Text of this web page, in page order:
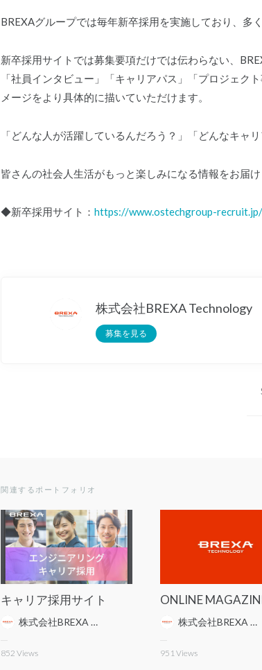
BREXAグループでは毎年新卒採用を実施しており、多
新卒採用サイトでは募集要項だけでは伝わらない、
「社員インタビュー」「キャリアパス」「プロジェク
メージをより具体的に描いていただけます。
「どんな人が活躍しているんだろう？」「どんなキャ
皆さんの社会人生活がもっと楽しみになる情報をお届
◆新卒採用サイト： https://www.ostechgroup-
募集を見る
関連するポートフォリオ
キャリア採用サイト
株式会社BREXA Technology ITエンジニアリング事業本部
852 Views
ONLINE
株式会社BREXA Technology ITエンジニアリング事業本部
951 Views